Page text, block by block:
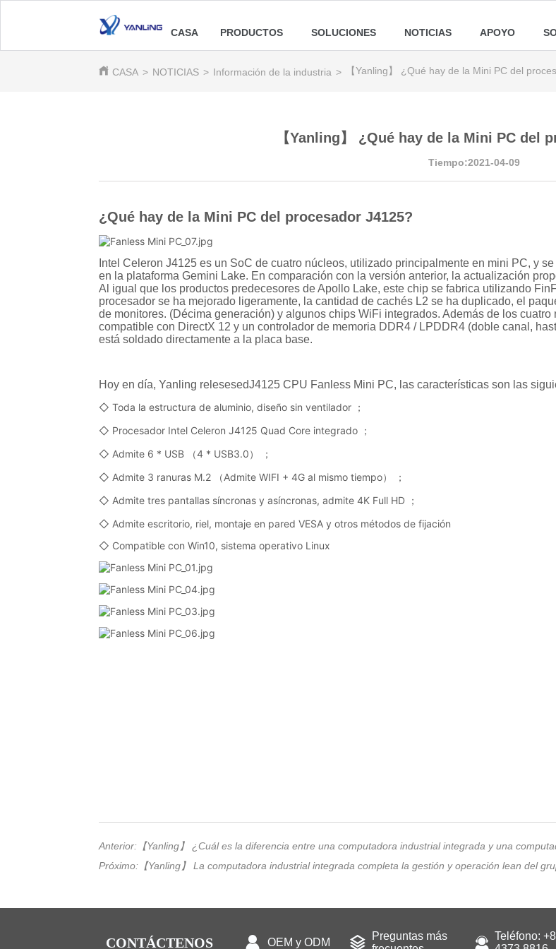
CASA PRODUCTOS SOLUCIONES NOTICIAS APOYO
CASA > NOTICIAS > Información de la industria > 【Yanling】 ¿Qué hay de la Mini PC del
【Yanling】 ¿Qué hay de la Mini PC del
Tiempo:2021-04-09
Anterior: 【Yanling】 ¿Cuál es la diferencia entre una computadora industrial integrada y una
Próximo: 【Yanling】 La computadora industrial integrada completa la gestión y operación lean del
CONTÁCTENOS OEM y ODM
Preguntas más
Teléfono: